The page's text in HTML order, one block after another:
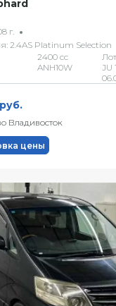
г.
2.4AS Platinum Selection
2400 сс
ANH10W
JU
Владивосток
цены